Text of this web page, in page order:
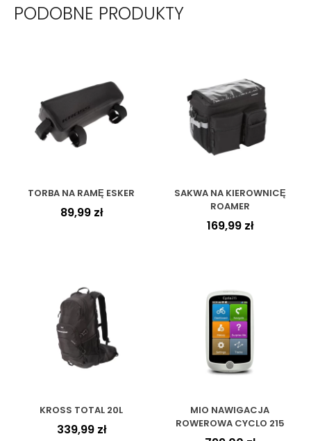
PODOBNE PRODUKTY
TORBA NA RAMĘ ESKER
89,99 zł
SAKWA NA KIEROWNICĘ
ROAMER
169,99 zł
KROSS TOTAL 20L
339,99 zł
MIO NAWIGACJA
ROWEROWA CYCLO 215